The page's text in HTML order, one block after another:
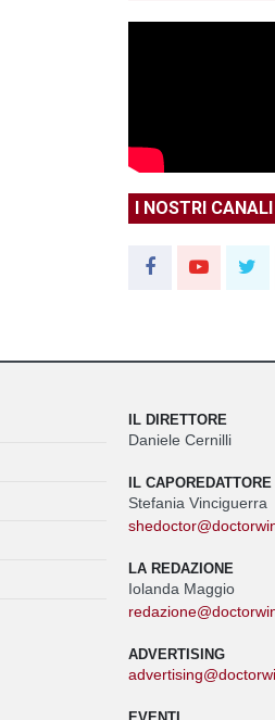
I NOSTRI
IL DIRETTORE
Daniele Cernilli
IL CAPOREDATTORE
Stefania Vinciguerra
LA REDAZIONE
Iolanda Maggio
ADVERTISING